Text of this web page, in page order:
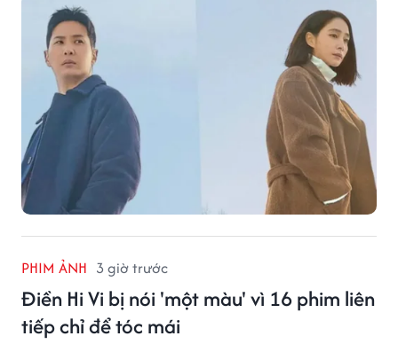
PHIM ẢNH 3 giờ trước
Điền Hi Vi bị nói 'một màu' vì 16 phim liên
tiếp chỉ để tóc mái